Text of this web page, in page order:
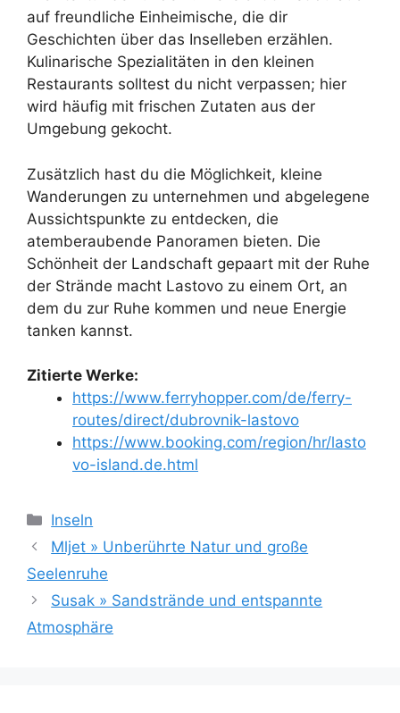
auf freundliche Einheimische, die dir
Geschichten über das Inselleben erzählen.
Kulinarische Spezialitäten in den kleinen
Restaurants solltest du nicht verpassen; hier
wird häufig mit frischen Zutaten aus der
Umgebung gekocht.
Zusätzlich hast du die Möglichkeit, kleine
Wanderungen zu unternehmen und abgelegene
Aussichtspunkte zu entdecken, die
atemberaubende Panoramen bieten. Die
Schönheit der Landschaft gepaart mit der Ruhe
der Strände macht Lastovo zu einem Ort, an
dem du zur Ruhe kommen und neue Energie
tanken kannst.
Zitierte Werke:
https://www.ferryhopper.com/de/ferry-
routes/direct/dubrovnik-lastovo
https://www.booking.com/region/hr/lasto
vo-island.de.html
Kategorien
Inseln
Mljet » Unberührte Natur und große
Seelenruhe
Susak » Sandstrände und entspannte
Atmosphäre